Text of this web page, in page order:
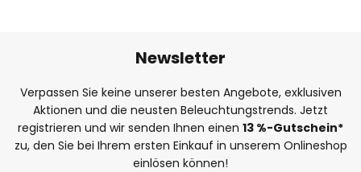
Newsletter
Verpassen Sie keine unserer besten Angebote, exklusiven
Aktionen und die neusten Beleuchtungstrends. Jetzt
registrieren und wir senden Ihnen einen 13 %-Gutschein*
zu, den Sie bei Ihrem ersten Einkauf in unserem Onlineshop
einlösen können!